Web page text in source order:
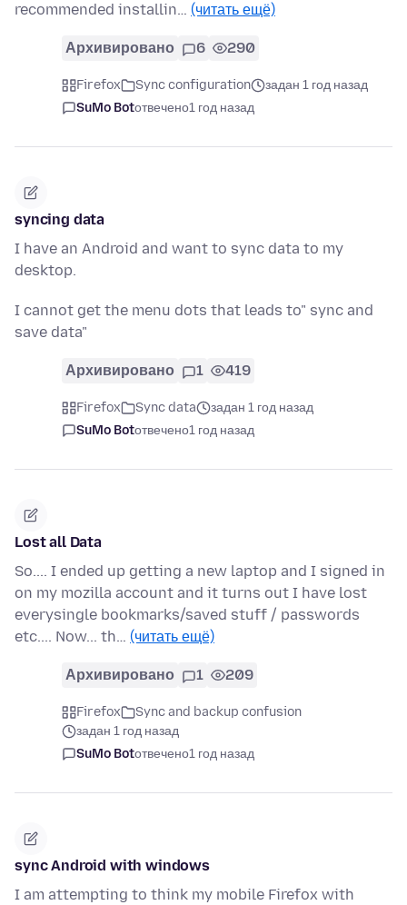
recommended installin… (читать ещё)
Архивировано 6 290
Firefox Sync configuration
задан 1 год назад
SuMo Botотвечено1 год назад
syncing data
I have an Android and want to sync data to my
desktop.
I cannot get the menu dots that leads to" sync and
save data"
Архивировано 1 419
Firefox Sync data
задан 1 год назад
SuMo Botотвечено1 год назад
Lost all Data
So.... I ended up getting a new laptop and I signed in
on my mozilla account and it turns out I have lost
everysingle bookmarks/saved stuff / passwords
etc.... Now... th… (читать ещё)
Архивировано 1 209
Firefox
Sync and backup confusion
задан 1 год назад
SuMo Botотвечено1 год назад
sync Android with windows
I am attempting to think my mobile Firefox with